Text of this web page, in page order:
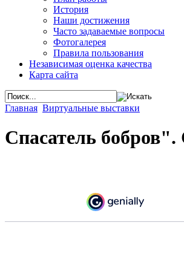
История
Наши достижения
Часто задаваемые вопросы
Фотогалерея
Правила пользования
Независимая оценка качества
Карта сайта
Главная Виртуальные выставки
Спасатель